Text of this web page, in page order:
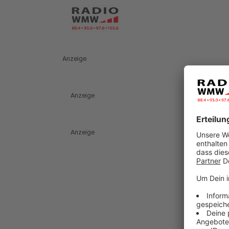
Anzeige
Anzeige
Anzeige